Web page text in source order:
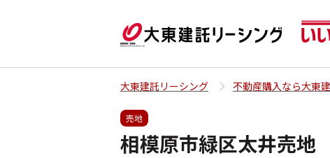
大東建託リーシング 不動産購入なら大東
売地
相模原市緑区太井売地